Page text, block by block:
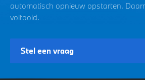
automatisch opnieuw opstarten.
voltooid.
Stel een vraag